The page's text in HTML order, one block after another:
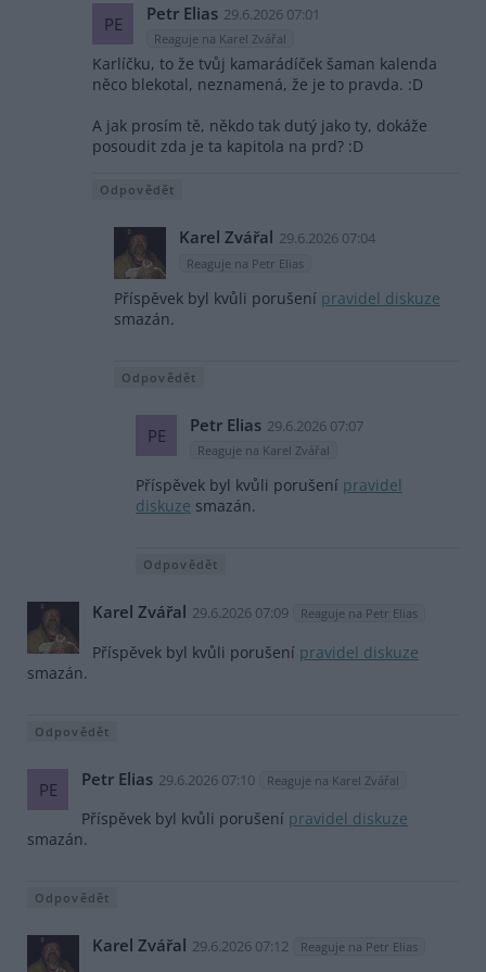
PE Petr Elias 29.6.2026 07:01
Reaguje na Karel Zvářal
Karlíčku, to že tvůj kamarádíček šaman kalenda
něco blekotal, neznamená, že je to pravda. :D
A jak prosím tě, někdo tak dutý jako ty, dokáže
posoudit zda je ta kapitola na prd? :D
Odpovědět
Karel Zvářal 29.6.2026 07:04
Reaguje na Petr Elias
Příspěvek byl kvůli porušení pravidel diskuze
smazán.
Odpovědět
PE Petr Elias 29.6.2026 07:07
Reaguje na Karel Zvářal
Příspěvek byl kvůli porušení pravidel
diskuze smazán.
Odpovědět
Karel Zvářal 29.6.2026 07:09 Reaguje na Petr Elias
Příspěvek byl kvůli porušení pravidel diskuze
smazán.
Odpovědět
PE Petr Elias 29.6.2026 07:10 Reaguje na Karel Zvářal
Příspěvek byl kvůli porušení pravidel diskuze
smazán.
Odpovědět
Karel Zvářal 29.6.2026 07:12 Reaguje na Petr Elias